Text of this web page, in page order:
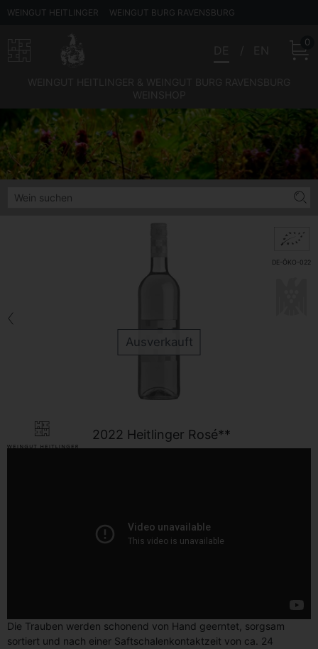
WEINGUT HEITLINGER WEINGUT BURG RAVENSBURG
0
DE-ÖKO-022
Zurück
Ausverkauft
2022 Heitlinger Rosé**
Die Trauben werden schonend von Hand geerntet, sorgsam
sortiert und nach einer Saftschalenkontaktzeit von ca. 24